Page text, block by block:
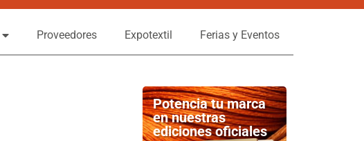
Proveedores Expotextil Ferias y Eventos
Potencia tu marca
en nuestras
ediciones oficiales